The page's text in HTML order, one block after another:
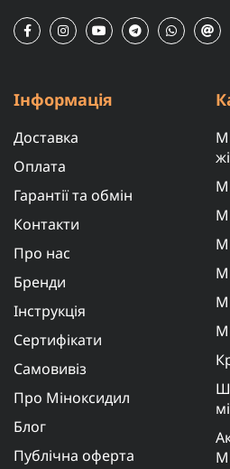
Інформація
Доставка
Оплата
Гарантії та обмін
Контакти
Про нас
Бренди
Інструкція
Сертифікати
Самовивіз
Про Міноксидил
Блог
Публічна оферта